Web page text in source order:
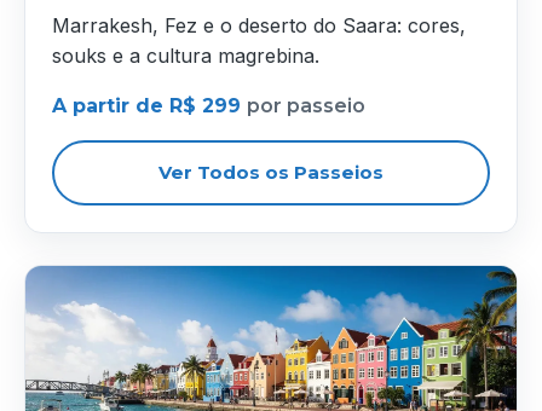
Marrakesh, Fez e o deserto do Saara: cores,
souks e a cultura magrebina.
A partir de R$ 299 por passeio
Ver Todos os Passeios